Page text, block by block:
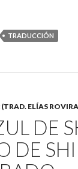
TRADUCCIÓN
ELÍAS
DE
DE